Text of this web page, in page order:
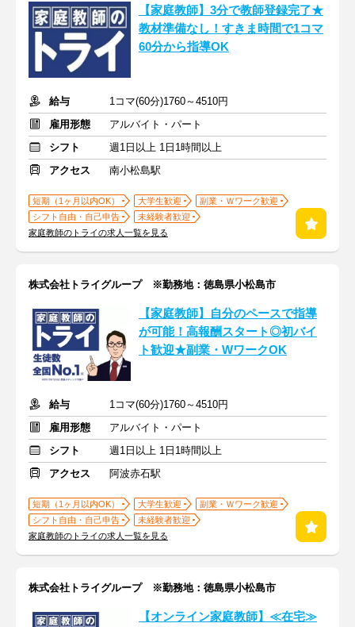
【家庭教師】3分で教師登録完了★
教材準備なし！すきま時間で1コマ
60分から指導OK
給与
1コマ(60分)1760～4510円
雇用形態
アルバイト・パート
シフト
週1日以上 1日1時間以上
アクセス
南小松島駅
短期（1ヶ月以内OK） 大学生歓迎
副業・Ｗワーク歓迎
シフト自由・自己申告
未経験者歓迎
家庭教師のトライの求人一覧を見る
株式会社トライグループ ※勤務地：徳島県小松島市
【家庭教師】自分のペースで指導
が可能！高報酬スタート◎初バイ
ト歓迎★副業・WワークOK
給与
1コマ(60分)1760～4510円
雇用形態
アルバイト・パート
シフト
週1日以上 1日1時間以上
アクセス
阿波赤石駅
短期（1ヶ月以内OK） 大学生歓迎
副業・Ｗワーク歓迎
シフト自由・自己申告
未経験者歓迎
家庭教師のトライの求人一覧を見る
株式会社トライグループ ※勤務地：徳島県小松島市
【オンライン家庭教師】≪在宅≫